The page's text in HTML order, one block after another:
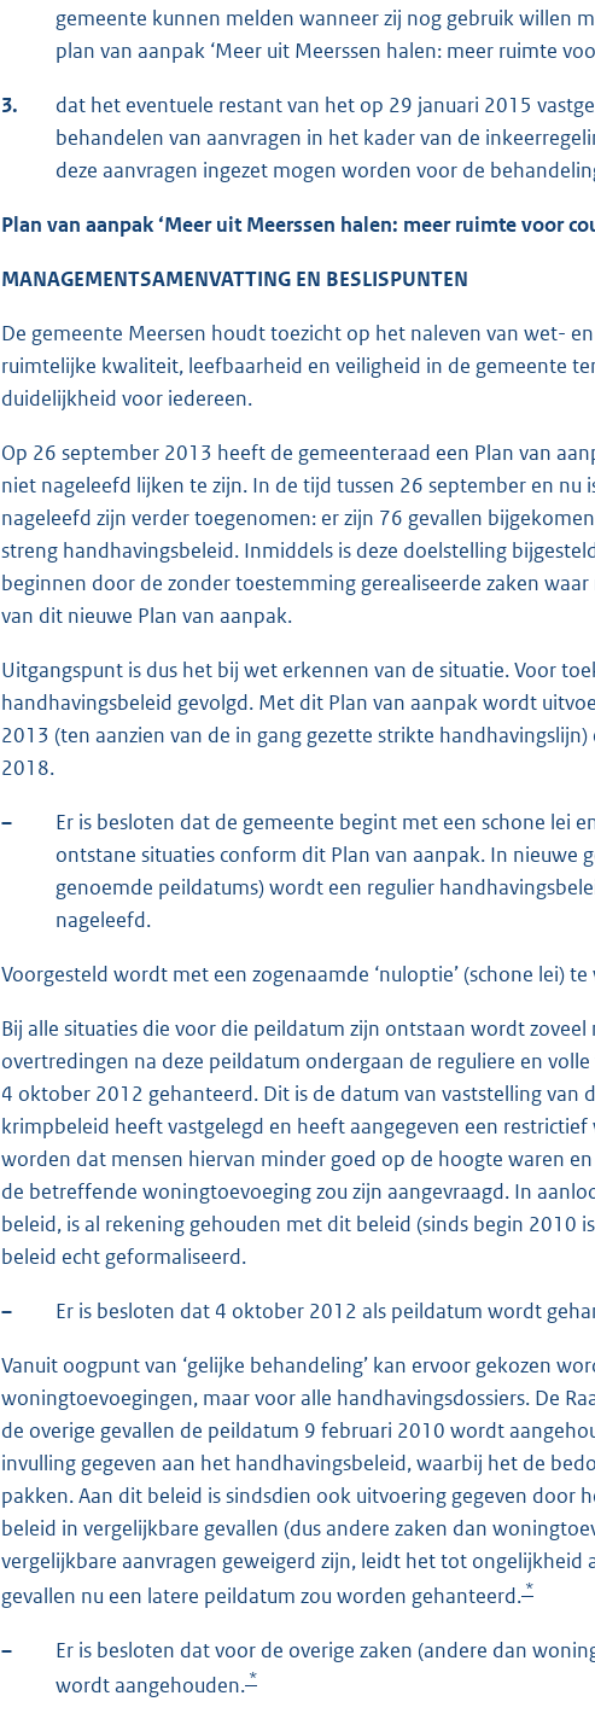
gemeente kunnen melden wanneer zij nog gebruik willen
plan van aanpak ‘Meer uit Meerssen halen: meer ruimte
3.
dat het eventuele restant van het op 29 januari 2015
behandelen van aanvragen in het kader van de
deze aanvragen ingezet mogen worden voor de
Plan van aanpak ‘Meer uit Meerssen halen: meer ruimte voor
MANAGEMENTSAMENVATTING EN BESLISPUNTEN
De gemeente Meersen houdt toezicht op het naleven van wet-
ruimtelijke kwaliteit, leefbaarheid en veiligheid in de gemeente
duidelijkheid voor iedereen.
Op 26 september 2013 heeft de gemeenteraad een Plan van
niet nageleefd lijken te zijn. In de tijd tussen 26 september en
nageleefd zijn verder toegenomen: er zijn 76 gevallen
streng handhavingsbeleid. Inmiddels is deze doelstelling
beginnen door de zonder toestemming gerealiseerde zaken
van dit nieuwe Plan van aanpak.
Uitgangspunt is dus het bij wet erkennen van de situatie. Voor
handhavingsbeleid gevolgd. Met dit Plan van aanpak wordt
2013 (ten aanzien van de in gang gezette strikte
2018.
–
Er is besloten dat de gemeente begint met een schone lei
ontstane situaties conform dit Plan van aanpak. In nieuwe
genoemde peildatums) wordt een regulier
nageleefd.
Voorgesteld wordt met een zogenaamde ‘nuloptie’ (schone lei)
Bij alle situaties die voor die peildatum zijn ontstaan wordt
overtredingen na deze peildatum ondergaan de reguliere en
4 oktober 2012 gehanteerd. Dit is de datum van vaststelling van
krimpbeleid heeft vastgelegd en heeft aangegeven een
worden dat mensen hiervan minder goed op de hoogte waren
de betreffende woningtoevoeging zou zijn aangevraagd. In
beleid, is al rekening gehouden met dit beleid (sinds begin 2010
beleid echt geformaliseerd.
– Er is besloten dat 4 oktober 2012 als peildatum wordt
Vanuit oogpunt van ‘gelijke behandeling’ kan ervoor gekozen
woningtoevoegingen, maar voor alle handhavingsdossiers. De
de overige gevallen de peildatum 9 februari 2010 wordt
invulling gegeven aan het handhavingsbeleid, waarbij het de
pakken. Aan dit beleid is sindsdien ook uitvoering gegeven door
beleid in vergelijkbare gevallen (dus andere zaken dan
vergelijkbare aanvragen geweigerd zijn, leidt het tot ongelijkheid
gevallen nu een latere peildatum zou worden gehanteerd. *
–
Er is besloten dat voor de overige zaken (andere dan
wordt aangehouden. *